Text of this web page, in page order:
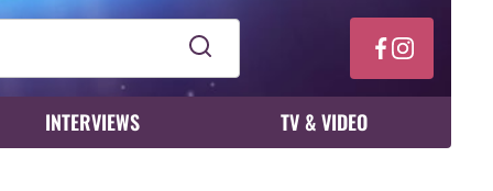
INTERVIEWS TV & VIDEO